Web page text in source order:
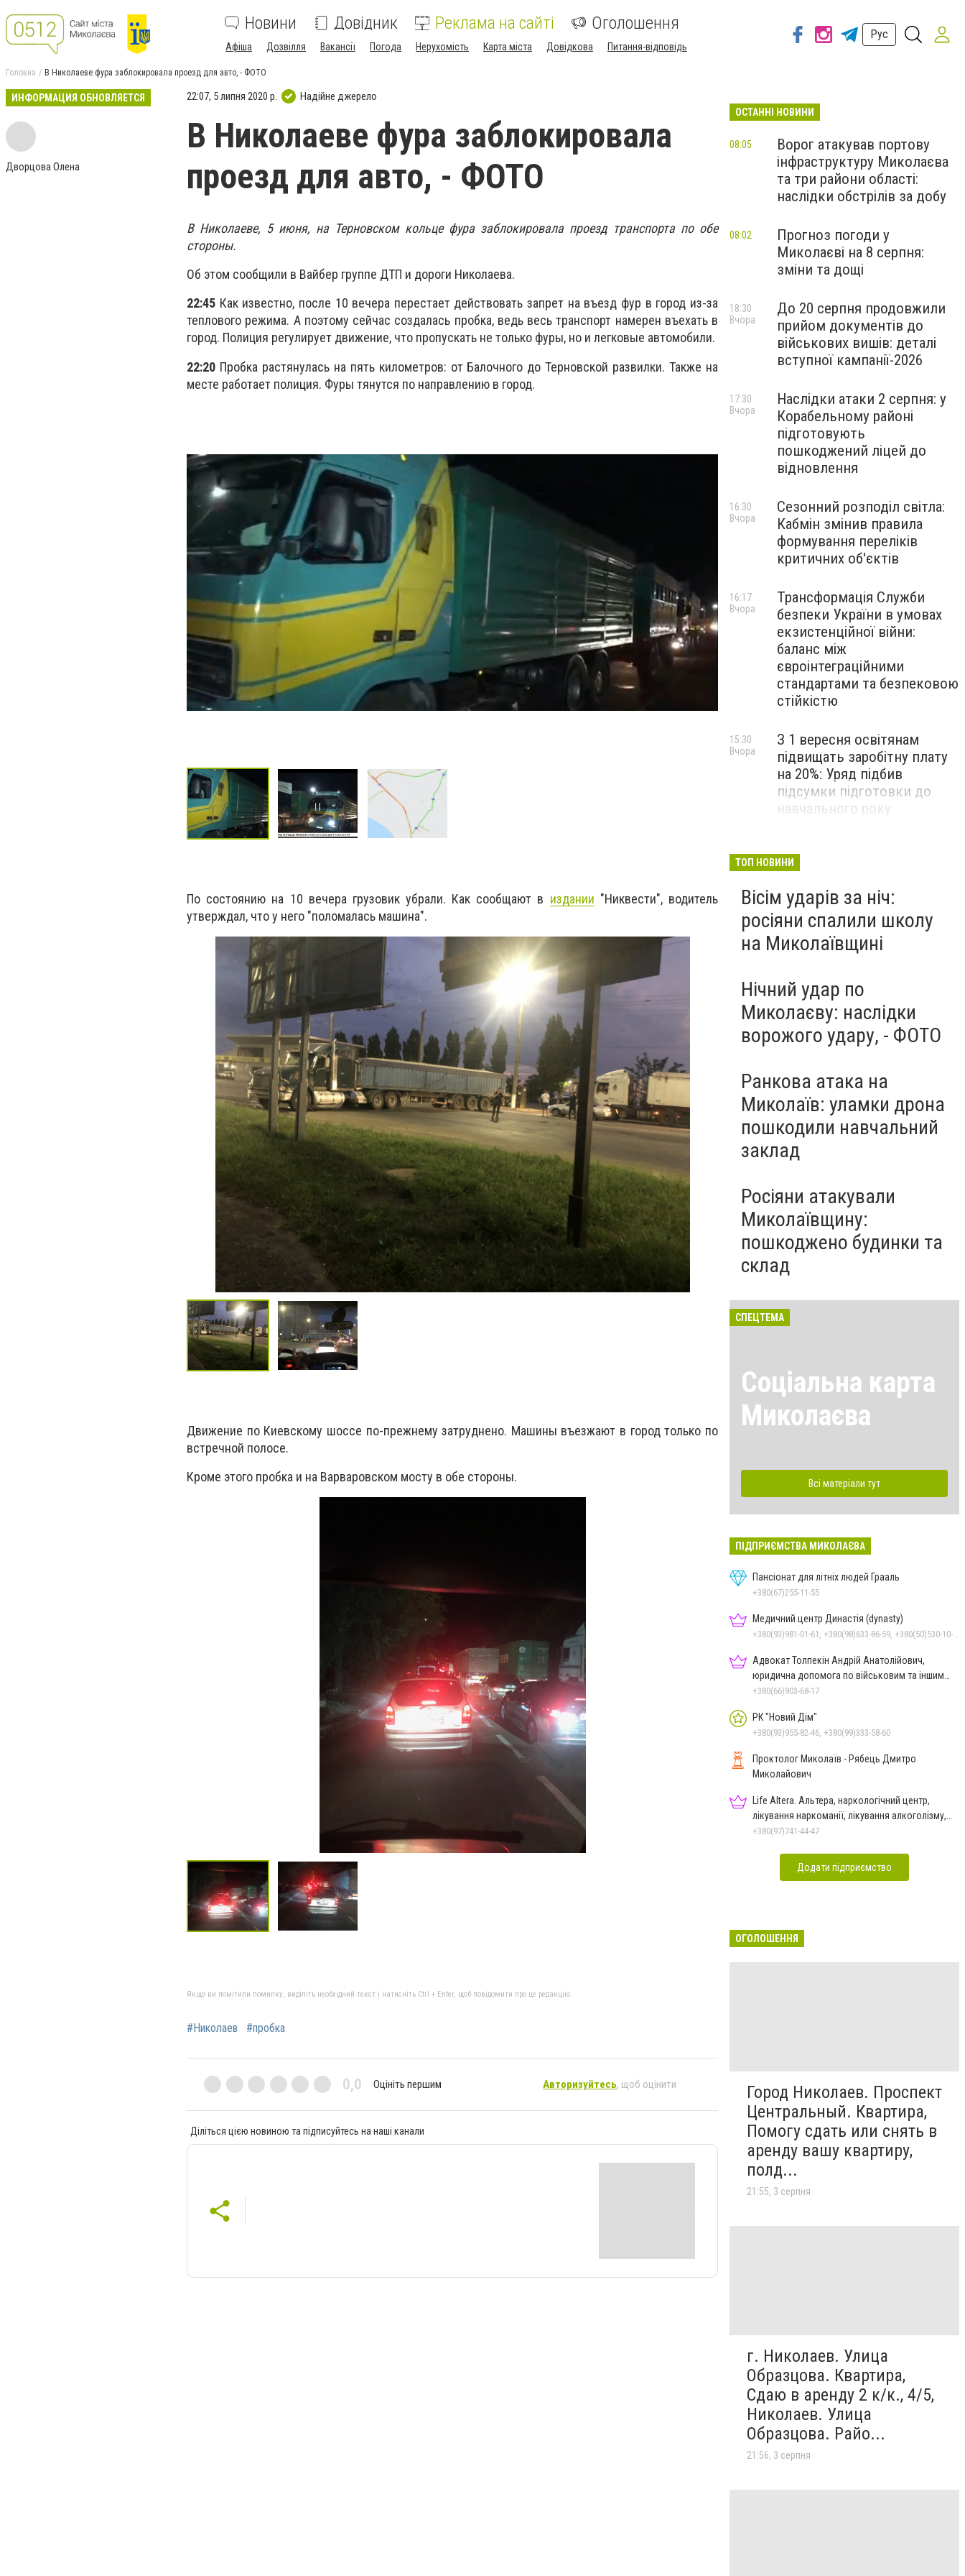
Новини Довідник Реклама на сайті Оголошення
Афіша Дозвілля Вакансії Погода Нерухомість Карта міста Довідкова Питання-відповідь
Рус
Головна В Николаеве фура заблокировала проезд для авто, - ФОТО
ИНФОРМАЦИЯ ОБНОВЛЯЕТСЯ
Дворцова Олена
22:07, 5 липня 2020 р. Надійне джерело
В Николаеве фура заблокировала
проезд для авто, - ФОТО
В Николаеве, 5 июня, на Терновском кольце фура заблокировала проезд транспорта по обе
стороны.
Об этом сообщили в Вайбер группе ДТП и дороги Николаева.
22:45 Как известно, после 10 вечера перестает действовать запрет на въезд фур в город из-за
теплового режима. А поэтому сейчас создалась пробка, ведь весь транспорт намерен въехать в
город. Полиция регулирует движение, что пропускать не только фуры, но и легковые автомобили.
22:20 Пробка растянулась на пять километров: от Балочного до Терновской развилки. Также на
месте работает полиция. Фуры тянутся по направлению в город.
По состоянию на 10 вечера грузовик убрали. Как сообщают в издании "Никвести", водитель
утверждал, что у него "поломалась машина".
Движение по Киевскому шоссе по-прежнему затруднено. Машины въезжают в город только по
встречной полосе.
Кроме этого пробка и на Варваровском мосту в обе стороны.
Якщо ви помітили помилку, виділіть необхідний текст і натисніть Ctrl + Enter, щоб повідомити про це редакцію
#Николаев #пробка
0,0 Оцініть першим Авторизуйтесь, щоб оцінити
Діліться цією новиною та підписуйтесь на наші канали
ОСТАННІ НОВИНИ
Ворог атакував портову
інфраструктуру Миколаєва
та три райони області:
наслідки обстрілів за добу
08:05
Прогноз погоди у
Миколаєві на 8 серпня:
зміни та дощі
08:02
До 20 серпня продовжили
прийом документів до
військових вишів: деталі
вступної кампанії-2026
18:30
Вчора
Наслідки атаки 2 серпня: у
Корабельному районі
підготовують
пошкоджений ліцей до
відновлення
17:30
Вчора
Сезонний розподіл світла:
Кабмін змінив правила
формування переліків
критичних об'єктів
16:30
Вчора
Трансформація Служби
безпеки України в умовах
екзистенційної війни:
баланс між
євроінтеграційними
стандартами та безпековою
стійкістю
16:17
Вчора
З 1 вересня освітянам
підвищать заробітну плату
на 20%: Уряд підбив
підсумки підготовки до
навчального року
15:30
Вчора
ліквідували складну аварію
Вчора
ТОП НОВИНИ
Вісім ударів за ніч:
росіяни спалили школу
на Миколаївщині
Нічний удар по
Миколаєву: наслідки
ворожого удару, - ФОТО
Ранкова атака на
Миколаїв: уламки дрона
пошкодили навчальний
заклад
Росіяни атакували
Миколаївщину:
пошкоджено будинки та
склад
СПЕЦТЕМА
Соціальна карта
Миколаєва
Всі матеріали тут
ПІДПРИЄМСТВА МИКОЛАЄВА
Пансіонат для літніх людей Грааль
+380(67)255-11-55
Медичний центр Династія (dynasty)
Адвокат Толпекін Андрій Анатолійович,
юридична допомога по військовим та іншим
справам
+380(66)903-68-17
РК "Новий Дім"
+380(93)955-82-46, +380(99)333-58-60
Проктолог Миколаїв - Рябець Дмитро
Миколайович
Life Altera. Альтера, наркологічний центр,
лікування наркоманії, лікування алкоголізму,
зняття ломки
+380(97)741-44-47
Додати підприємство
ОГОЛОШЕННЯ
Город Николаев. Проспект
Центральный. Квартира,
Помогу сдать или снять в
аренду вашу квартиру,
полд...
21:55, 3 серпня
г. Николаев. Улица
Образцова. Квартира,
Сдаю в аренду 2 к/к., 4/5,
Николаев. Улица
Образцова. Райо...
21:56, 3 серпня